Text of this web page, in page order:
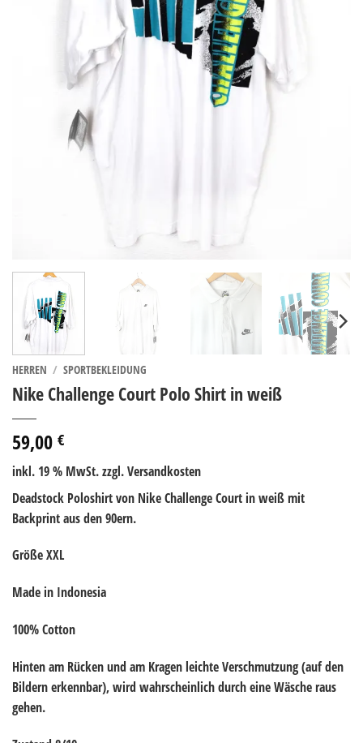
HERREN / SPORTBEKLEIDUNG
Nike Challenge Court Polo Shirt in weiß
59,00 €
inkl. 19 % MwSt.zzgl. Versandkosten
Deadstock Poloshirt von Nike Challenge Court in weiß mit
Backprint aus den 90ern.
Größe XXL
Made in Indonesia
100% Cotton
Hinten am Rücken und am Kragen leichte Verschmutzung (auf den
Bildern erkennbar), wird wahrscheinlich durch eine Wäsche raus
gehen.